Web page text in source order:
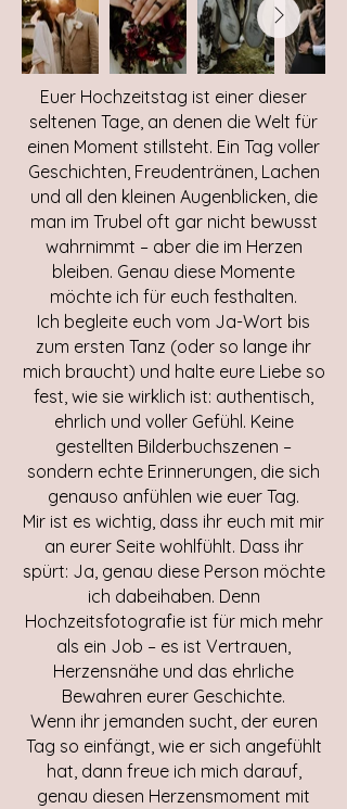
Euer Hochzeitstag ist einer dieser
seltenen Tage, an denen die Welt für
einen Moment stillsteht. Ein Tag voller
Geschichten, Freudentränen, Lachen
und all den kleinen Augenblicken, die
man im Trubel oft gar nicht bewusst
wahrnimmt – aber die im Herzen
bleiben. Genau diese Momente
möchte ich für euch festhalten.
Ich begleite euch vom Ja-Wort bis
zum ersten Tanz (oder so lange ihr
mich braucht) und halte eure Liebe so
fest, wie sie wirklich ist: authentisch,
ehrlich und voller Gefühl. Keine
gestellten Bilderbuchszenen –
sondern echte Erinnerungen, die sich
genauso anfühlen wie euer Tag.
Mir ist es wichtig, dass ihr euch mit mir
an eurer Seite wohlfühlt. Dass ihr
spürt: Ja, genau diese Person möchte
ich dabeihaben. Denn
Hochzeitsfotografie ist für mich mehr
als ein Job – es ist Vertrauen,
Herzensnähe und das ehrliche
Bewahren eurer Geschichte.
Wenn ihr jemanden sucht, der euren
Tag so einfängt, wie er sich angefühlt
hat, dann freue ich mich darauf,
genau diesen Herzensmoment mit